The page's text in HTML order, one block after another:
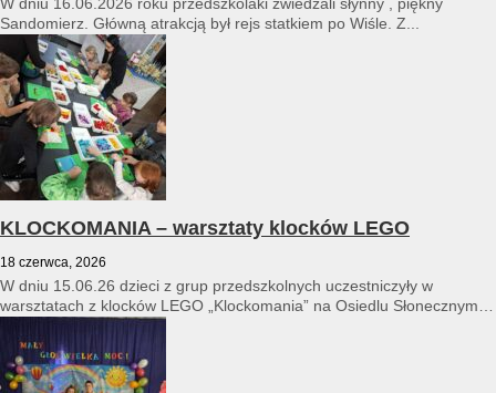
W dniu 16.06.2026 roku przedszkolaki zwiedzali słynny , piękny
Sandomierz. Główną atrakcją był rejs statkiem po Wiśle. Z...
KLOCKOMANIA – warsztaty klocków LEGO
18 czerwca, 2026
W dniu 15.06.26 dzieci z grup przedszkolnych uczestniczyły w
warsztatach z klocków LEGO „Klockomania” na Osiedlu Słonecznym